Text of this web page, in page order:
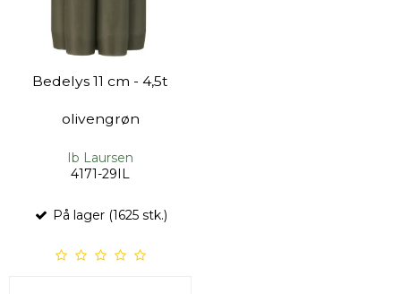
Bedelys 11 cm - 4,5t
olivengrøn
Ib Laursen
4171-29IL
På lager (1625 stk.)